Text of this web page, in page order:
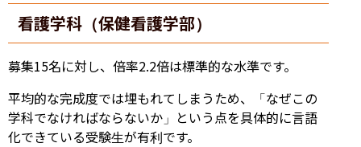
看護学科（保健看護学部）
募集15名に対し、倍率2.2倍は標準的な水準です。
平均的な完成度では埋もれてしまうため、「なぜこの
学科でなければならないか」という点を具体的に言語
化できている受験生が有利です。